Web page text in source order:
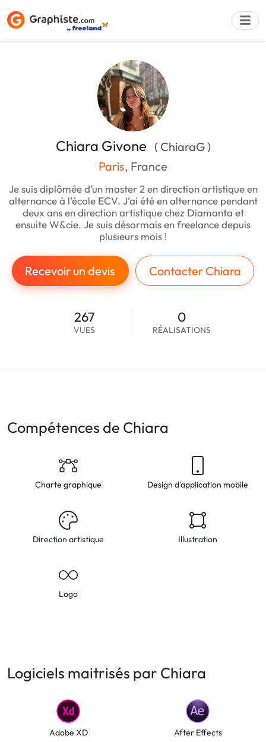
Chiara Givone ( ChiaraG )
Paris, France
Je suis diplômée d’un master 2 en direction artistique en
alternance à l’école ECV. J’ai été en alternance pendant
deux ans en direction artistique chez Diamanta et
ensuite W&cie. Je suis désormais en freelance depuis
plusieurs mois !
Recevoir un devis Contacter Chiara
267
VUES
0
RÉALISATIONS
Compétences de Chiara
Charte graphique Design d'application mobile
Direction artistique Illustration
Logo
Logiciels maitrisés par Chiara
Adobe XD After Effects